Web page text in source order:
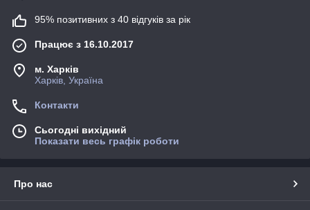
95% позитивних з 40 відгуків за рік
Працює з 16.10.2017
м. Харків
Харків, Україна
Контакти
Сьогодні вихідний
Показати весь графік роботи
Про нас